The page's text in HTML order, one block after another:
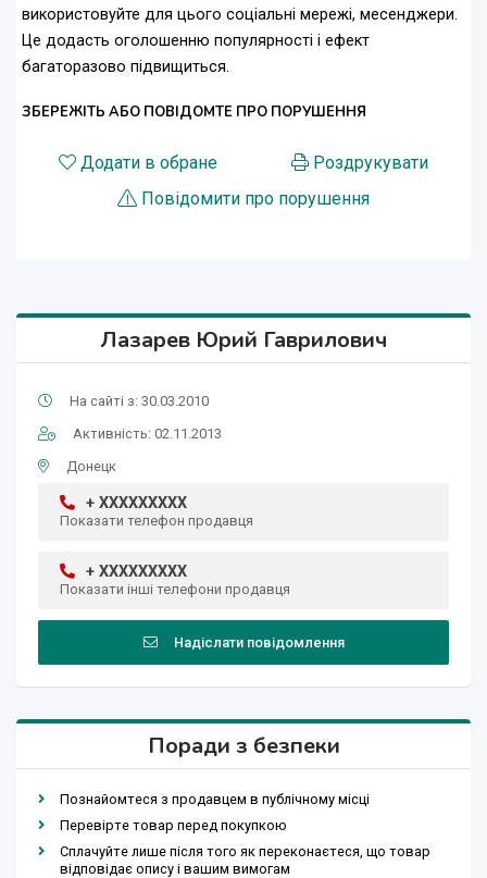
використовуйте для цього соціальні мережі, месенджери.
Це додасть оголошенню популярності і ефект
багаторазово підвищиться.
ЗБЕРЕЖІТЬ АБО ПОВІДОМТЕ ПРО ПОРУШЕННЯ
Додати в обране
Роздрукувати
Повідомити про порушення
Лазарев Юрий Гаврилович
На сайті з: 30.03.2010
Активність: 02.11.2013
Донецк
+ XXXXXXXXX
Показати телефон продавця
+ XXXXXXXXX
Показати інші телефони продавця
Надіслати повідомлення
Поради з безпеки
Познайомтеся з продавцем в публічному місці
Перевірте товар перед покупкою
Сплачуйте лише після того як переконаєтеся, що товар
відповідає опису і вашим вимогам